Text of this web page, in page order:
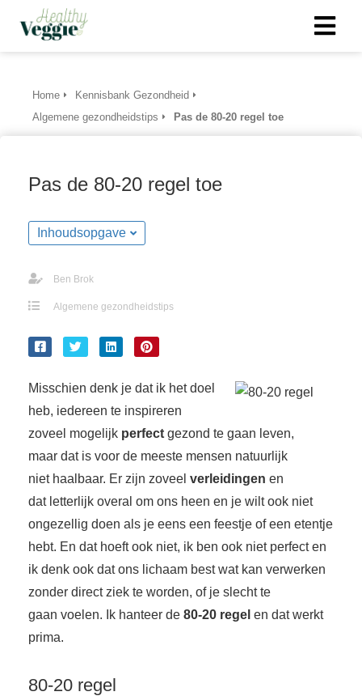
Home
Kennisbank Gezondheid
Algemene gezondheidstips
Pas de 80-20 regel toe
Pas de 80-20 regel toe
Inhoudsopgave
Ben Brok
Algemene gezondheidstips
Misschien denk je dat ik het doel
heb, iedereen te inspireren
zoveel mogelijk perfect gezond te gaan leven,
maar dat is voor de meeste mensen natuurlijk
niet haalbaar. Er zijn zoveel verleidingen en
dat letterlijk overal om ons heen en je wilt ook niet
ongezellig doen als je eens een feestje of een etentje
hebt. En dat hoeft ook niet, ik ben ook niet perfect en
ik denk ook dat ons lichaam best wat kan verwerken
zonder direct ziek te worden, of je slecht te
gaan voelen. Ik hanteer de 80-20 regel en dat werkt
prima.
80-20 regel
policy
te
gebruikt
deze
worden
over